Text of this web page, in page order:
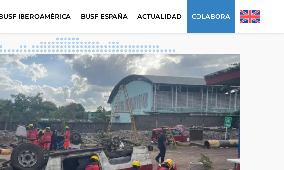
IBEROAMÉRICA BUSF ESPAÑA ACTUALIDAD COLABORA